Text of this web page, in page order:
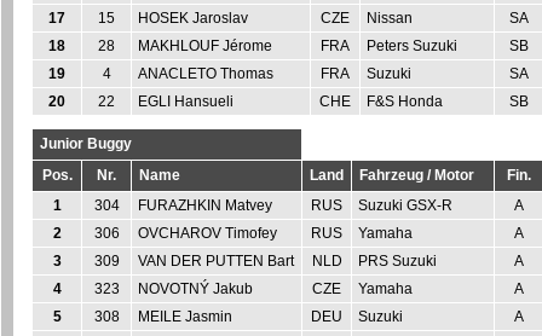
17
15 HOSEK Jaroslav CZE Nissan
SA
18
28 MAKHLOUF Jérome FRA Peters Suzuki
SB
19
4 ANACLETO Thomas FRA Suzuki
SA
20
22 EGLI Hansueli CHE F&S Honda SB
Junior Buggy
Pos.
Nr. Name Land Fahrzeug / Motor
Fin.
1
304 FURAZHKIN Matvey RUS Suzuki GSX-R
A
2
306 OVCHAROV Timofey RUS Yamaha
A
3
309 VAN DER PUTTEN Bart NLD PRS Suzuki
A
4
323 NOVOTNÝ Jakub CZE Yamaha
A
5
308 MEILE Jasmin DEU Suzuki
A